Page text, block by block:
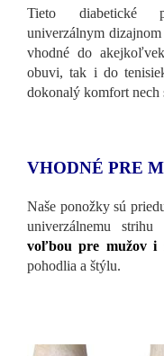
Tieto diabetické
univerzálnym
vhodné do
obuvi, tak i do
dokonalý komfort
VHODNÉ PRE
Naše ponožky sú
univerzálnemu
voľbou pre mužov i
pohodlia a štýlu.